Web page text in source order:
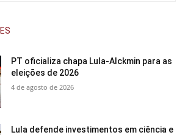
PT oficializa chapa Lula-Alckmin para as
eleições de 2026
4 de agosto de 2026
Lula defende investimentos em ciência e